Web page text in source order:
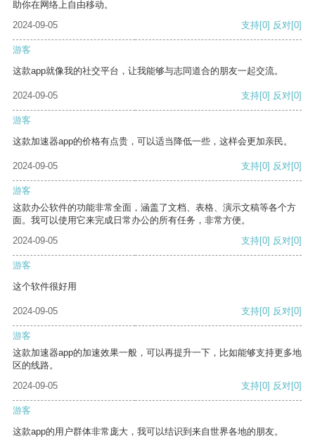
助你在网络上自由移动。
2024-09-05
支持[0] 反对[0]
游客
这款app就像我的社交平台，让我能够与志同道合的朋友一起交流。
2024-09-05 支持[0] 反对[0]
游客
这款加速器app的价格有点贵，可以适当降低一些，这样会更加亲民。
2024-09-05 支持[0] 反对[0]
游客
这款办公软件的功能非常全面，涵盖了文档、表格、演示文稿等各个方
面。我可以使用它来完成日常办公的所有任务，非常方便。
2024-09-05
支持[0] 反对[0]
游客
这个软件很好用
2024-09-05 支持[0] 反对[0]
游客
这款加速器app的加速效果一般，可以再提升一下，比如能够支持更多地
区的线路。
2024-09-05
支持[0] 反对[0]
游客
这款app的用户群体非常庞大，我可以结识到来自世界各地的朋友。